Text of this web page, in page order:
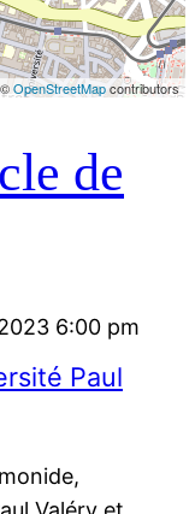
OpenStreetMapcontributors
de
6:00 pm
Paul